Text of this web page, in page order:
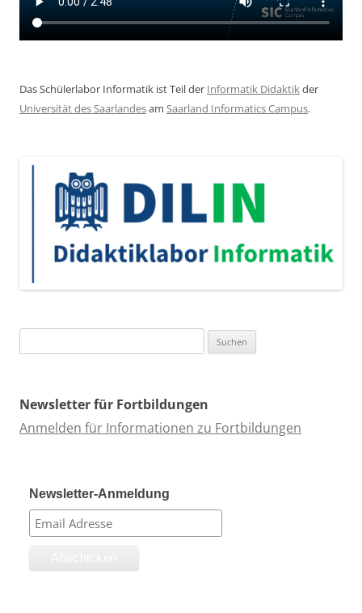
Das Schülerlabor Informatik ist Teil der Informatik Didaktikder
Universität des Saarlandesam Saarland Informatics Campus.
nach:
Newsletter für Fortbildungen
Anmelden für Informationen zu Fortbildungen
Newsletter-Anmeldung